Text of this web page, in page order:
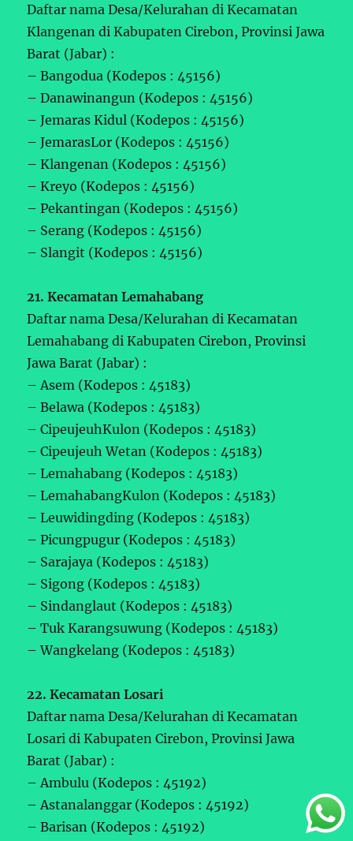
Daftar nama Desa/Kelurahan di Kecamatan
Klangenan di Kabupaten Cirebon, Provinsi Jawa
Barat (Jabar) :
– Bangodua (Kodepos : 45156)
– Danawinangun (Kodepos : 45156)
– Jemaras Kidul (Kodepos : 45156)
– JemarasLor (Kodepos : 45156)
– Klangenan (Kodepos : 45156)
– Kreyo (Kodepos : 45156)
– Pekantingan (Kodepos : 45156)
– Serang (Kodepos : 45156)
– Slangit (Kodepos : 45156)
21. Kecamatan Lemahabang
Daftar nama Desa/Kelurahan di Kecamatan
Lemahabang di Kabupaten Cirebon, Provinsi
Jawa Barat (Jabar) :
– Asem (Kodepos : 45183)
– Belawa (Kodepos : 45183)
– CipeujeuhKulon (Kodepos : 45183)
– Cipeujeuh Wetan (Kodepos : 45183)
– Lemahabang (Kodepos : 45183)
– LemahabangKulon (Kodepos : 45183)
– Leuwidingding (Kodepos : 45183)
– Picungpugur (Kodepos : 45183)
– Sarajaya (Kodepos : 45183)
– Sigong (Kodepos : 45183)
– Sindanglaut (Kodepos : 45183)
– Tuk Karangsuwung (Kodepos : 45183)
– Wangkelang (Kodepos : 45183)
22. Kecamatan Losari
Daftar nama Desa/Kelurahan di Kecamatan
Losari di Kabupaten Cirebon, Provinsi Jawa
Barat (Jabar) :
– Ambulu (Kodepos : 45192)
– Astanalanggar (Kodepos : 45192)
– Barisan (Kodepos : 45192)